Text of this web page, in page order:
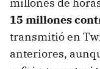
millones de
15 millones
transmitió en
anteriores,